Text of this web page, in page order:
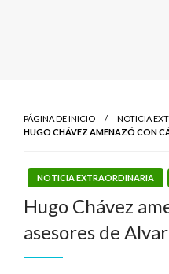
PÁGINA DE INICIO
NOTICIA
HUGO CHÁVEZ AMENAZÓ CON
NOTICIA EXTRAORDINARIA
Hugo Chávez
asesores de